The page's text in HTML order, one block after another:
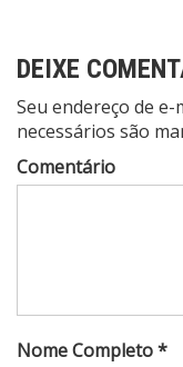
DEIXE
Seu endereço de
necessários são
Comentário
Nome Completo *